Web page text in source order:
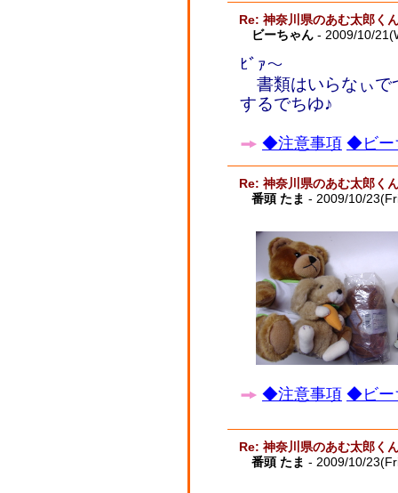
Re: 神奈川県のあむ太郎く
ビーちゃん - 2009/10/
ﾋﾞｧ～
書類はいらなぃで
するでちゆ♪
◆注意事項 ◆ビー
Re: 神奈川県のあむ太郎く
番頭 たま - 2009/10/
◆注意事項 ◆ビー
Re: 神奈川県のあむ太郎く
番頭 たま - 2009/10/